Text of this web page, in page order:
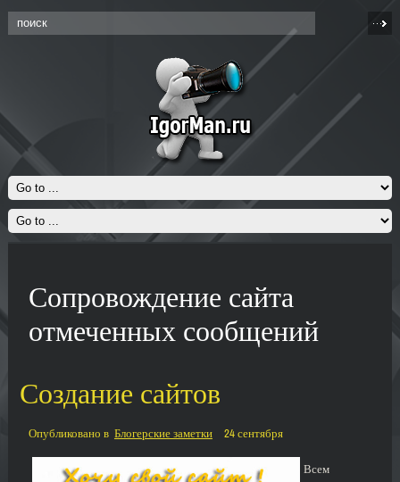
Сопровождение сайта
отмеченных сообщений
Создание сайтов
Опубликовано в Блогерские заметки 24 сентября
Всем